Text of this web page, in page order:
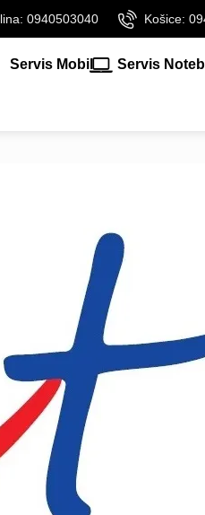
0940503040 Košice:
Servis Mobil Servis